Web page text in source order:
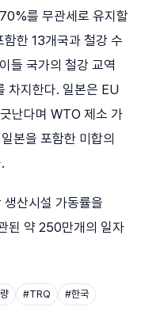
를 무관세로 유지할
한 13개국과 철강 수
들 국가의 철강 교역
차지한다. 일본은 EU
난다며 WTO 제소 가
본을 포함한 미합의
산시설 가동률을
된 약 250만개의 일자
#TRQ #한국